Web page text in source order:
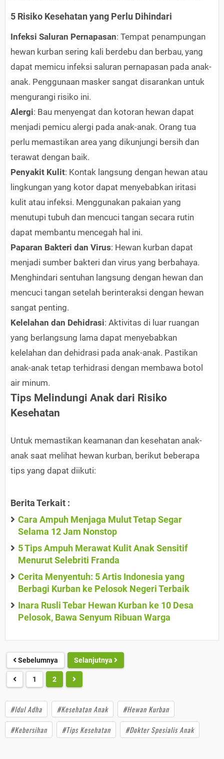
5 Risiko Kesehatan yang Perlu Dihindari
Infeksi Saluran Pernapasan: Tempat penampungan
hewan kurban sering kali berdebu dan berbau, yang
dapat memicu infeksi saluran pernapasan pada anak-
anak. Penggunaan masker sangat disarankan untuk
mengurangi risiko ini.
Alergi: Bau menyengat dan kotoran hewan dapat
menjadi pemicu alergi pada anak-anak. Orang tua
perlu memastikan area yang dikunjungi bersih dan
terawat dengan baik.
Penyakit Kulit: Kontak langsung dengan hewan atau
lingkungan yang kotor dapat menyebabkan iritasi
kulit atau infeksi. Menggunakan pakaian yang
menutupi tubuh dan mencuci tangan secara rutin
dapat membantu mencegah hal ini.
Paparan Bakteri dan Virus: Hewan kurban dapat
menjadi sumber bakteri dan virus yang berbahaya.
Menghindari sentuhan langsung dengan hewan dan
mencuci tangan setelah berinteraksi dengan hewan
sangat penting.
Kelelahan dan Dehidrasi: Aktivitas di luar ruangan
yang berlangsung lama dapat menyebabkan
kelelahan dan dehidrasi pada anak-anak. Pastikan
anak-anak tetap terhidrasi dengan membawa botol
air minum.
Tips Melindungi Anak dari Risiko
Kesehatan
Untuk memastikan keamanan dan kesehatan anak-
anak saat melihat hewan kurban, berikut beberapa
tips yang dapat diikuti:
Berita Terkait :
Cara Ampuh Menjaga Mulut Tetap Segar
Selama 12 Jam Nonstop
5 Tips Ampuh Merawat Kulit Anak Sensitif
Menurut Selebriti Franda
Cerita Menyentuh: 5 Artis Indonesia yang
Berbagi Kurban ke Pelosok Negeri Terbaik
Inara Rusli Tebar Hewan Kurban ke 10 Desa
Pelosok, Bawa Senyum Ribuan Warga
Sebelumnya Selanjutnya
1 2
#Idul Adha #Kesehatan Anak
#Hewan Kurban
#Kebersihan
#Tips Kesehatan #Dokter Spesialis Anak